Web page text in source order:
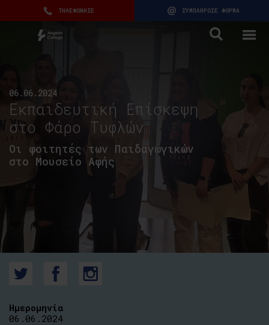
ΤΗΛΕΦΩΝΗΣΕ ΣΥΜΠΛΗΡΩΣΕ ΦΟΡΜΑ
06.06.2024
Εκπαιδευτική Επίσκεψη
στο Φάρο Τυφλών
Οι φοιτητές των Παιδαγωγικών
στο Μουσείο Αφής
Ημερομηνία
06.06.2024